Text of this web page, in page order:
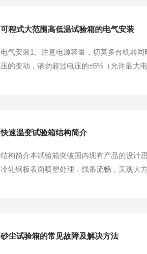
可程式大范围高低温试验箱的电气安装
电气安装1、注意电源容量，切莫多台机器
压的变动，请勿超过电压的±5%（允许最大
快速温变试验箱结构简介
结构简介本试验箱突破国内现有产品的设计
冷轧钢板表面喷塑处理，线条流畅，美观大
砂尘试验箱的常见故障及解决方法